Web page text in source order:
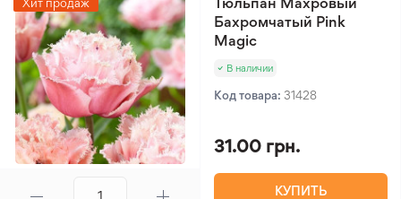
Бахромчатый Pink
Magic
В наличии
Код товара: 31428
31.00 грн.
КУПИТЬ